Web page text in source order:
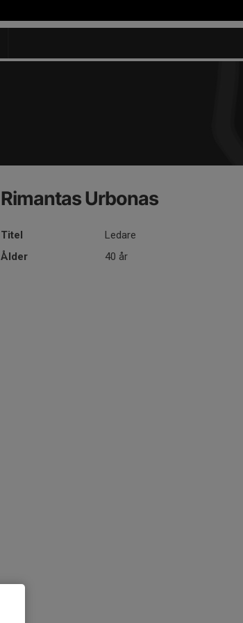
Rimantas Urbonas
Titel
Ledare
Ålder
40 år